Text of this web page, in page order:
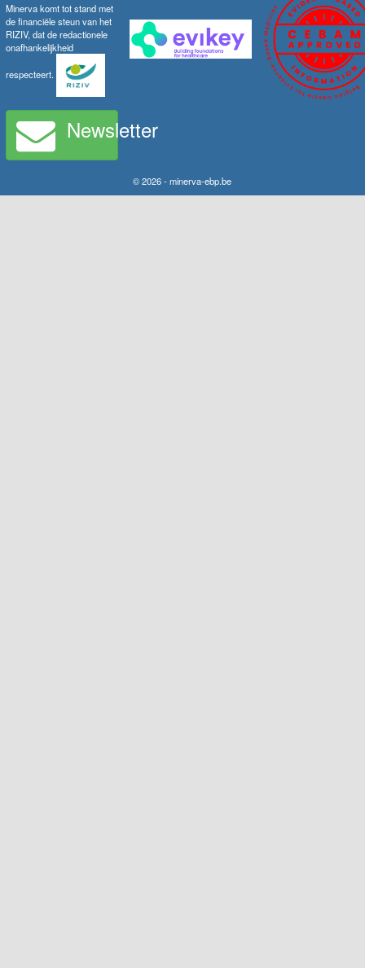
Minerva komt tot stand met
de financiële steun van het
RIZIV, dat de redactionele
onafhankelijkheid
respecteert.
Newsletter
© 2026 - minerva-ebp.be